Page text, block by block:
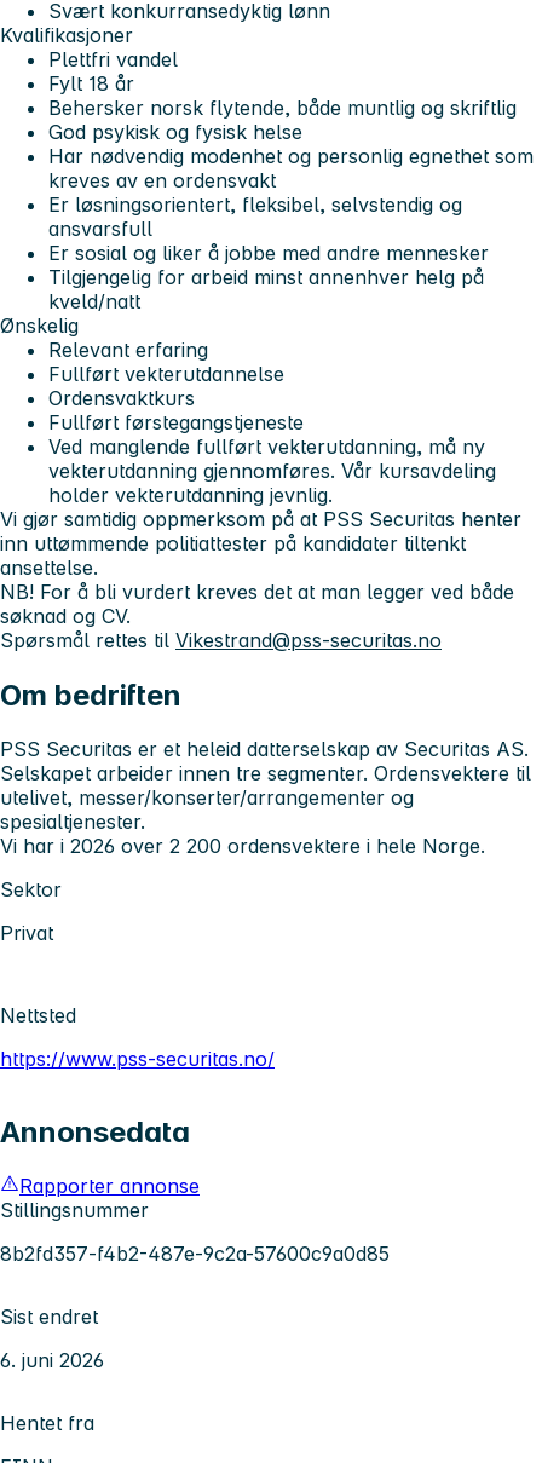
Svært konkurransedyktig lønn
Kvalifikasjoner
Plettfri vandel
Fylt 18 år
Behersker norsk flytende, både muntlig og skriftlig
God psykisk og fysisk helse
Har nødvendig modenhet og personlig egnethet som
kreves av en ordensvakt
Er løsningsorientert, fleksibel, selvstendig og
ansvarsfull
Er sosial og liker å jobbe med andre mennesker
Tilgjengelig for arbeid minst annenhver helg på
kveld/natt
Ønskelig
Relevant erfaring
Fullført vekterutdannelse
Ordensvaktkurs
Fullført førstegangstjeneste
Ved manglende fullført vekterutdanning, må ny
vekterutdanning gjennomføres. Vår kursavdeling
holder vekterutdanning jevnlig.
Vi gjør samtidig oppmerksom på at PSS Securitas henter
inn uttømmende politiattester på kandidater tiltenkt
ansettelse.
NB! For å bli vurdert kreves det at man legger ved både
søknad og CV.
Spørsmål rettes til Vikestrand@pss-securitas.no
Om bedriften
PSS Securitas er et heleid datterselskap av Securitas AS.
Selskapet arbeider innen tre segmenter. Ordensvektere til
utelivet, messer/konserter/arrangementer og
spesialtjenester.
Vi har i 2026 over 2 200 ordensvektere i hele Norge.
Sektor
Privat
Nettsted
https://www.pss-securitas.no/
Annonsedata
Rapporter annonse
Stillingsnummer
8b2fd357-f4b2-487e-9c2a-57600c9a0d85
Sist endret
6. juni 2026
Hentet fra